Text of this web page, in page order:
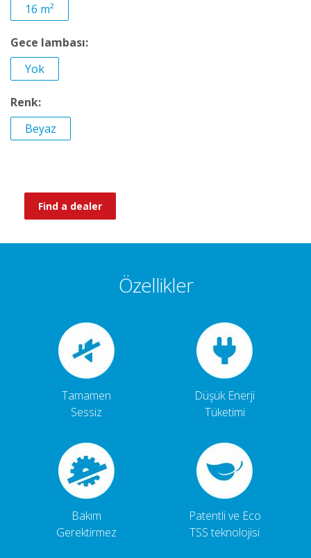
16 m²
Gece lambası:
Yok
Renk:
Beyaz
Find a dealer
Özellikler
Tamamen
Sessiz
Düşük Enerji
Tüketimi
Bakım
Gerektirmez
Patentli ve Eco
TSS teknolojisi